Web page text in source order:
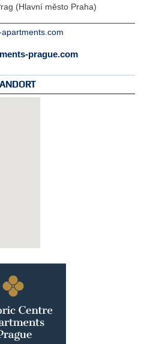
(Hlavní město Praha)
prague.com